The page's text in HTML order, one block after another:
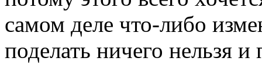
самом деле что-либо
поделать ничего нельзя